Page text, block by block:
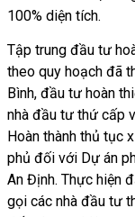
100% diện tích.
Tập trung đầu tư
theo quy hoạch đã
Bình, đầu tư hoàn
nhà đầu tư thứ cấp
Hoàn thành thủ tục
phủ đối với Dự án
An Định. Thực hiện
gọi các nhà đầu tư